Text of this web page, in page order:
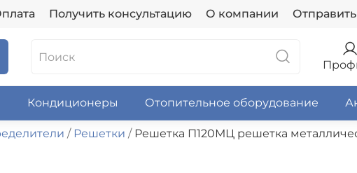
Получить консультацию О компании
Кондиционеры Отопительное оборудование
Решетки Решетка П120МЦ решетка